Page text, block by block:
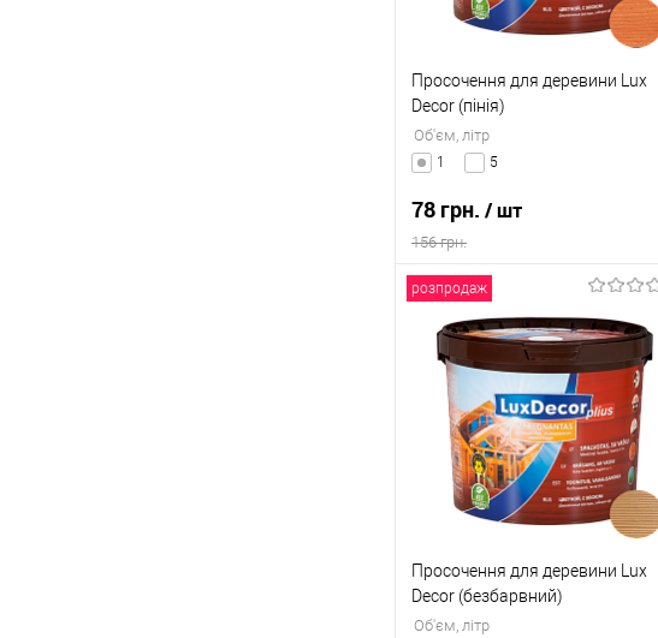
Просочення для деревини Lux
Decor (пінія)
Об'єм, літр
1 5
78 грн. / шт
156 грн.
Купити в 1 клік
Порівняння
До обраного
В наявності
розпродаж
Просочення для деревини Lux
Decor (безбарвний)
Об'єм, літр